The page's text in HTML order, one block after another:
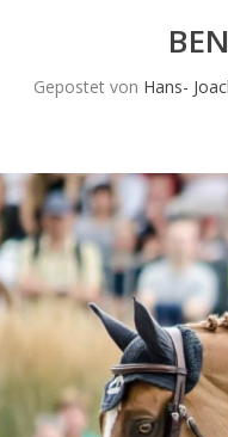
Gepostet von Hans-